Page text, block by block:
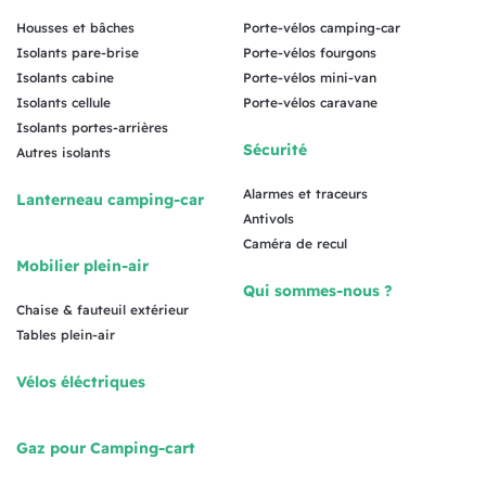
Housses et bâches
Isolants pare-brise
Isolants cabine
Isolants cellule
Isolants portes-arrières
Autres isolants
Lanterneau camping-car
Mobilier plein-air
Chaise & fauteuil extérieur
Tables plein-air
Vélos éléctriques
Gaz pour Camping-cart
Porte-vélos camping-car
Porte-vélos fourgons
Porte-vélos mini-van
Porte-vélos caravane
Sécurité
Alarmes et traceurs
Antivols
Caméra de recul
Qui sommes-nous ?